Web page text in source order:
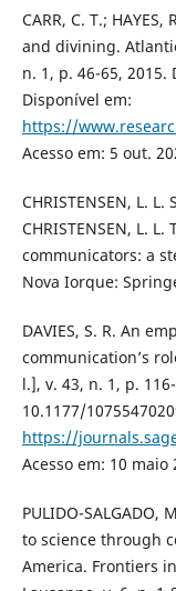
CARR, C. T.;
and divining.
n. 1, p. 46-65, 2015.
Disponível em:
https://
Acesso em: 5 out.
CHRISTENSEN, L.
CHRISTENSEN, L.
communicators: a
Nova Iorque:
DAVIES, S. R. An
communication’s
l.], v. 43, n. 1, p.
10.1177/
https://
Acesso em: 10 maio
PULIDO-SALGADO,
to science through
America. Frontiers